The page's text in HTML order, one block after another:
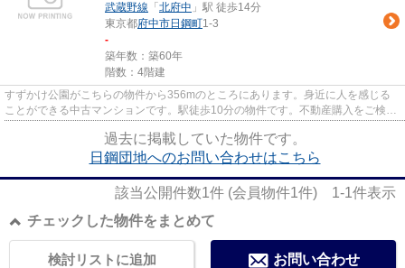
武蔵野線 「 北府中 」駅 徒歩14分
東京都府中市日鋼町1-3
-
築年数：築60年
階数：4階建
すずかけ公園がこちらの物件から356mのところにあります。身近に人を感じる
ことができる中古マンションです。駅徒歩10分の物件です。不動産購入をご検討
過去に掲載していた物件です。
日鋼団地へのお問い合わせはこちら
該当公開件数1件 (会員物件1件) 1-1件表示
チェックした物件をまとめて
お問い合わせ
検討リストに追加